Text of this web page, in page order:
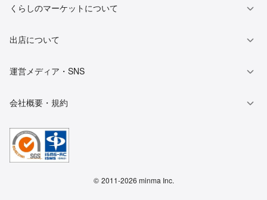
くらしのマーケットについて
出店について
運営メディア・SNS
会社概要・規約
© 2011-2026 minma Inc.